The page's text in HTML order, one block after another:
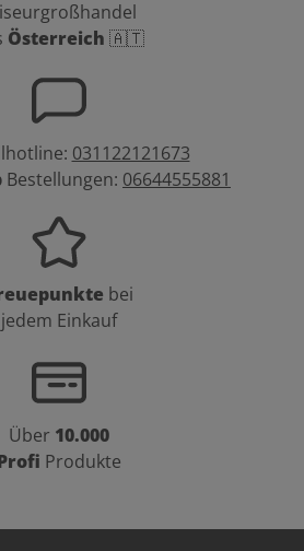
Österreich 🇦🇹
031122121673
Bestellungen: 06644555881
bei
jedem Einkauf
Über 10.000
Produkte